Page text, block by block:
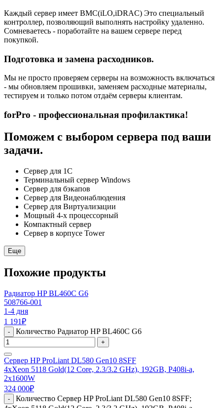
Каждый сервер имеет BMC(iLO,iDRAC) Это специальный
контроллер, позволяющий выполнять настройку удаленно.
Сомневаетесь - поработайте на вашем сервере перед
покупкой.
Подготовка и замена расходников.
Мы не просто проверяем серверы на возможность включаться
- мы обновляем прошивки, заменяем расходные материалы,
тестируем и только потом отдаём серверы клиентам.
forPro - профессиональная профилактика!
Поможем с выбором сервера под ваши
задачи.
Сервер для 1С
Терминальный сервер Windows
Сервер для бэкапов
Сервер для Видеонаблюдения
Сервер для Виртуализации
Мощный 4-х процессорный
Компактный сервер
Сервер в корпусе Tower
Еще
Похожие продукты
Радиатор HP BL460C G6
508766-001
1-4 дня
1 191₽
- Количество Радиатор HP BL460C G6
+
Сервер HP ProLiant DL580 Gen10 8SFF
4xXeon 5118 Gold(12 Core, 2.3/3.2 GHz), 192GB, P408i-a,
2x1600W
324 000₽
-
Количество Сервер HP ProLiant DL580 Gen10 8SFF;